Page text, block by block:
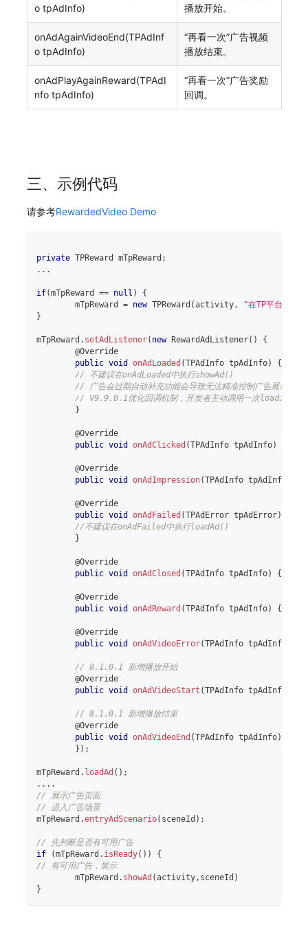
o tpAdInfo)
播放开始。
onAdAgainVideoEnd(TPAdInf
o tpAdInfo)
“再看一次”广告视频
播放结束。
onAdPlayAgainReward(TPAdI
nfo tpAdInfo)
“再看一次”广告奖励
回调。
三、示例代码
请参考RewardedVideo Demo
private TPReward mTpReward ;
. . .
if(mTpReward == null )
{
	mTpReward
= new TPReward (activity,
"在TP平台创建
}
mTpReward . setAdListener( new RewardAdListener( )
{
@Override
public void onAdLoaded (TPAdInfo tpAdInfo)
{
// 不建议在onAdLoaded中执行showAd()
// 广告会过期自动补充功能会导致无法精准控制广告展示的时
// V9.9.0.1优化回调机制，开发者主动调用一次load才会对
}
@Override
public void onAdClicked (TPAdInfo tpAdInfo)
@Override
public void onAdImpression(TPAdInfo tpAdInfo
@Override
public void onAdFailed (TPAdError tpAdError)
//不建议在onAdFailed中执行loadAd()
}
@Override
public void onAdClosed (TPAdInfo tpAdInfo) {
@Override
public void onAdReward (TPAdInfo tpAdInfo) {
@Override
public void onAdVideoError(TPAdInfo tpAdInfo
// 8.1.0.1 新增播放开始
@Override
public void onAdVideoStart (TPAdInfo tpAdInfo
// 8.1.0.1 新增播放结束
@Override
public void onAdVideoEnd (TPAdInfo tpAdInfo)
} ) ;
mTpReward . loadAd ( ) ;
. . . .
// 展示广告页面
// 进入广告场景
mTpReward .entryAdScenario( sceneId ) ;
// 先判断是否有可用广告
if
(mTpReward . isReady( ) )
{
// 有可用广告，展示
	mTpReward
. showAd (activity, sceneId )
}